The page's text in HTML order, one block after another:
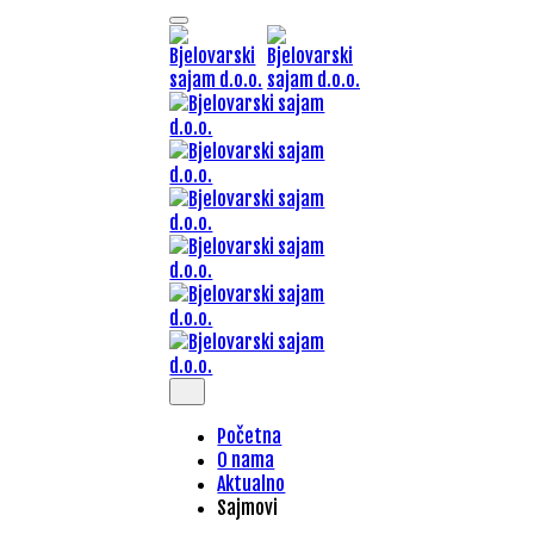
Početna
O nama
Aktualno
Sajmovi